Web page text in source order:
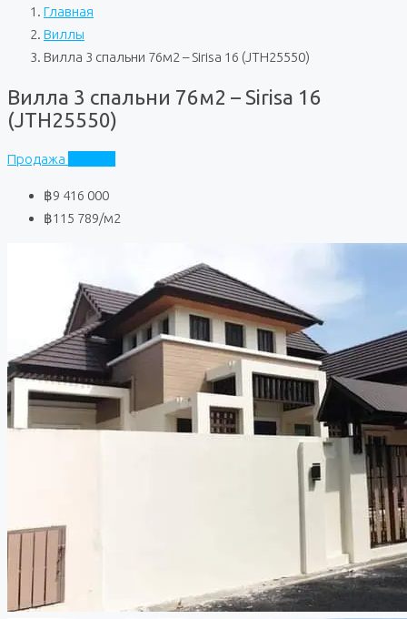
Главная
Виллы
Вилла 3 спальни 76м2 – Sirisa 16 (JTH25550)
Вилла 3 спальни 76м2 – Sirisa 16
(JTH25550)
Продажа
฿9 416 000
฿115 789/м2